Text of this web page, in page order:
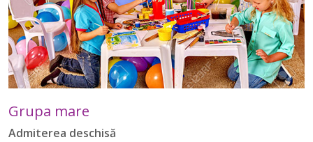
Grupa mare
Admiterea deschisă